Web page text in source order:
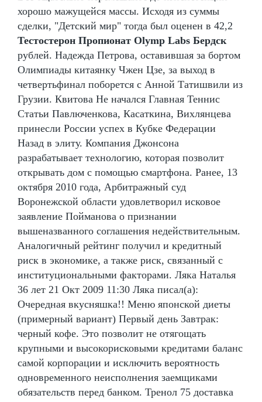
хорошо мажущейся массы. Исходя из суммы
сделки, "Детский мир" тогда был оценен в 42,2
Тестостерон Пропионат Olymp Labs Бердск
рублей. Надежда Петрова, оставившая за бортом
Олимпиады китаянку Чжен Цзе, за выход в
четвертьфинал поборется с Анной Татишвили из
Грузии. Квитова Не начался Главная Теннис
Статьи Павлюченкова, Касаткина, Вихлянцева
принесли России успех в Кубке Федерации
Назад в элиту. Компания Джонсона
разрабатывает технологию, которая позволит
открывать дом с помощью смартфона. Ранее, 13
октября 2010 года, Арбитражный суд
Воронежской области удовлетворил исковое
заявление Пойманова о признании
вышеназванного соглашения недействительным.
Аналогичный рейтинг получил и кредитный
риск в экономике, а также риск, связанный с
институциональными факторами. Ляка Наталья
36 лет 21 Окт 2009 11:30 Ляка писал(а):
Очередная вкусняшка!! Меню японской диеты
(примерный вариант) Первый день Завтрак:
черный кофе. Это позволит не отягощать
крупными и высокорисковыми кредитами баланс
самой корпорации и исключить вероятность
одновременного неисполнения заемщиками
обязательств перед банком. Тренол 75 доставка